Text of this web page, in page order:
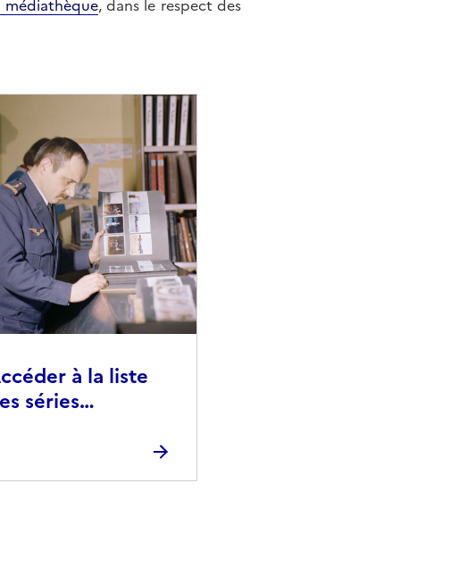
médiathèque, dans le respect des
à la liste
séries